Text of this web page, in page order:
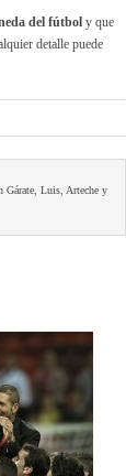
del fútbol y que
detalle puede
Gárate, Luis, Arteche y